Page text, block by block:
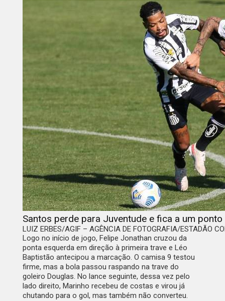
Santos perde para Juventude e fica a um
LUIZ ERBES/AGIF – AGÊNCIA DE FOTOGRAFIA/ESTADÃO
Logo no início de jogo, Felipe Jonathan cruzou da
ponta esquerda em direção à primeira trave e Léo
Baptistão antecipou a marcação. O camisa 9 testou
firme, mas a bola passou raspando na trave do
goleiro Douglas. No lance seguinte, dessa vez pelo
lado direito, Marinho recebeu de costas e virou já
chutando para o gol, mas também não converteu.